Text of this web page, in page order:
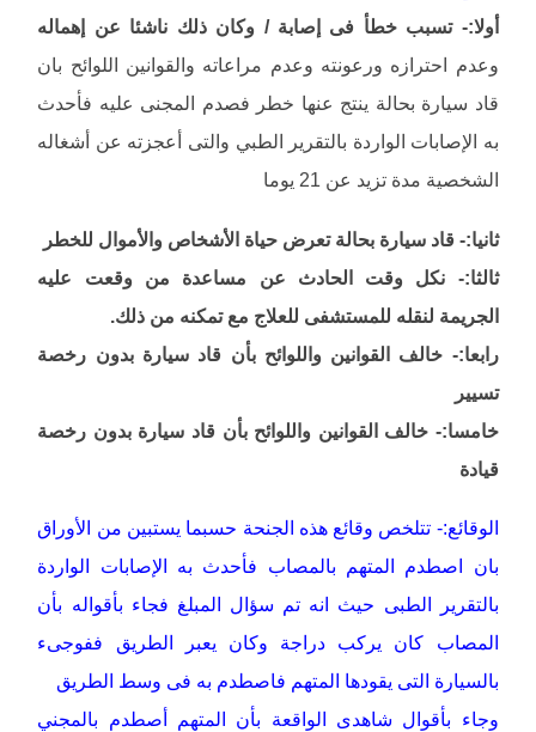
أولا:- تسبب خطأ فى إصابة / وكان ذلك ناشئا عن إهماله
وعدم احترازه ورعونته وعدم مراعاته والقوانين اللوائح بان
قاد سيارة بحالة ينتج عنها خطر فصدم المجنى عليه فأحدث
به الإصابات الواردة بالتقرير الطبي والتى أعجزته عن أشغاله
الشخصية مدة تزيد عن 21 يوما
ثانيا:- قاد سيارة بحالة تعرض حياة الأشخاص والأموال للخطر
ثالثا:- نكل وقت الحادث عن مساعدة من وقعت عليه
الجريمة لنقله للمستشفى للعلاج مع تمكنه من ذلك.
رابعا:- خالف القوانين واللوائح بأن قاد سيارة بدون رخصة
تسيير
خامسا:- خالف القوانين واللوائح بأن قاد سيارة بدون رخصة
قيادة
الوقائع:- تتلخص وقائع هذه الجنحة حسبما يستبين من الأوراق
بان اصطدم المتهم بالمصاب فأحدث به الإصابات الواردة
بالتقرير الطبى حيث انه تم سؤال المبلغ فجاء بأقواله بأن
المصاب كان يركب دراجة وكان يعبر الطريق ففوجىء
بالسيارة التى يقودها المتهم فاصطدم به فى وسط الطريق
وجاء بأقوال شاهدى الواقعة بأن المتهم أصطدم بالمجني